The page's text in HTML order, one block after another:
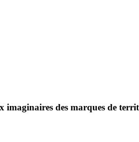
imaginaires des marques de